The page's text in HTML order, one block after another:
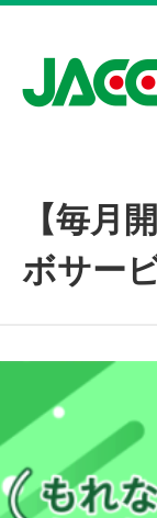
カード
ラブリィ
キャンペ
【毎月
ボサー